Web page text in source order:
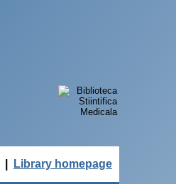
Library homepage